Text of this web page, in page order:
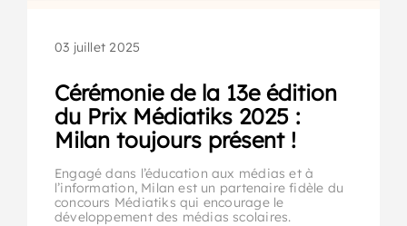
03 juillet 2025
Cérémonie de la 13e édition
du Prix Médiatiks 2025 :
Milan toujours présent !
Engagé dans l’éducation aux médias et à
l’information, Milan est un partenaire fidèle du
concours Médiatiks qui encourage le
développement des médias scolaires.